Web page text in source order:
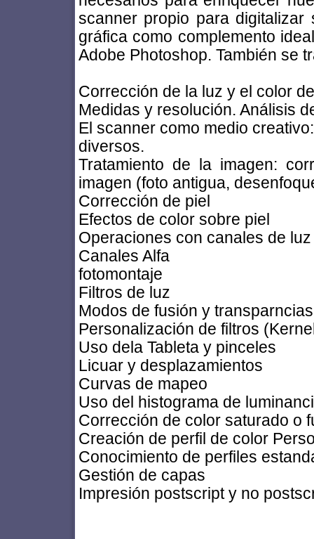
scanner propio para
gráfica como complemento
Adobe Photoshop. También se
Corrección de la luz y el color
Medidas y resolución. Análisis
El scanner como medio
diversos.
Tratamiento de la imagen:
imagen (foto antigua,
Corrección de piel
Efectos de color sobre piel
Operaciones con canales de luz
Canales Alfa
fotomontaje
Filtros de luz
Modos de fusión y transparncias
Personalización de filtros
Uso dela Tableta y pinceles
Licuar y desplazamientos
Curvas de mapeo
Uso del histograma de
Corrección de color saturado o
Creación de perfil de color
Conocimiento de perfiles
Gestión de capas
Impresión postscript y no